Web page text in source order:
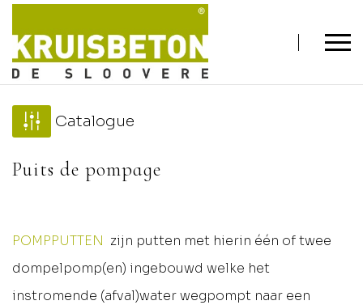
Catalogue
Puits de pompage
POMPPUTTEN zijn putten met hierin één of twee
dompelpomp(en) ingebouwd welke het
instromende (afval)water wegpompt naar een